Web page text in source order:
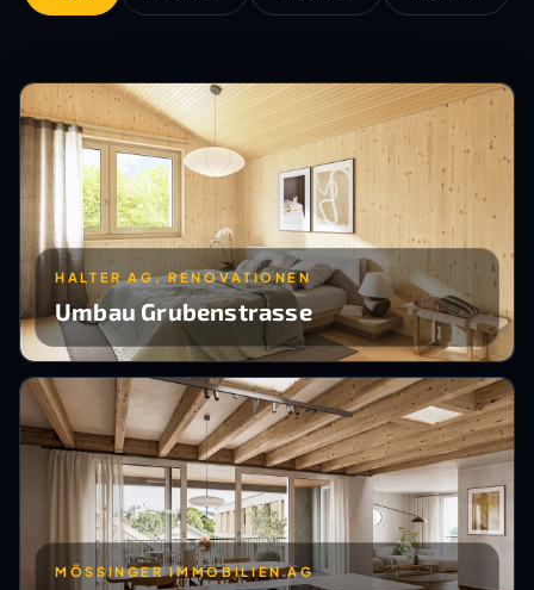
HALTER AG, RENOVATIONEN
Umbau Grubenstrasse
MÖSSINGER IMMOBILIEN AG